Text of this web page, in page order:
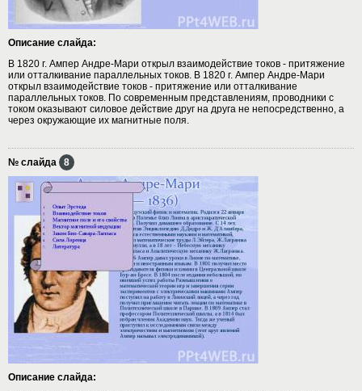
Описание слайда:
В 1820 г. Ампер Андре-Мари открыл взаимодействие токов - притяжение
или отталкивание параллельных токов. В 1820 г. Ампер Андре-Мари
открыл взаимодействие токов - притяжение или отталкивание
параллельных токов. По современным представлениям, проводники с
током оказывают силовое действие друг на друга не непосредственно, а
через окружающие их магнитные поля.
№ слайда 8
Описание слайда: